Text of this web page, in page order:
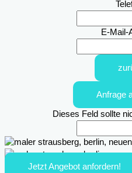
E-Mail-
Anfrage
Dieses Feld sollte
Jetzt Angebot anfordern!